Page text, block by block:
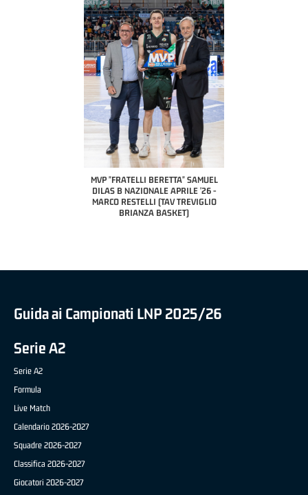
MVP "FRATELLI BERETTA" SAMUEL
DILAS B NAZIONALE APRILE '26 -
MARCO RESTELLI (TAV TREVIGLIO
BRIANZA BASKET)
Guida ai Campionati LNP 2025/26
Serie A2
Serie A2
Formula
Live Match
Calendario 2026-2027
Squadre 2026-2027
Classifica 2026-2027
Giocatori 2026-2027